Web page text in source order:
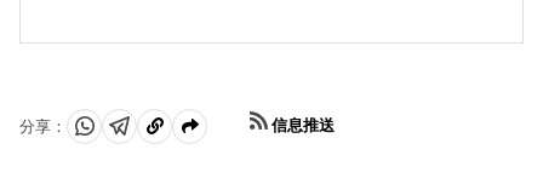
超過了日本央行2%的目標。該國工資上漲的前景——助長
分享：
分 分 複
信息推送